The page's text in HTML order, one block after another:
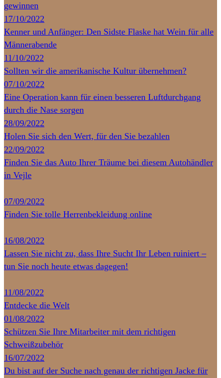
gewinnen
17/10/2022
Kenner und Anfänger: Den Sidste Flaske hat Wein für alle
Männerabende
11/10/2022
Sollten wir die amerikanische Kultur übernehmen?
07/10/2022
Eine Operation kann für einen besseren Luftdurchgang
durch die Nase sorgen
28/09/2022
Holen Sie sich den Wert, für den Sie bezahlen
22/09/2022
Finden Sie das Auto Ihrer Träume bei diesem Autohändler
in Vejle
07/09/2022
Finden Sie tolle Herrenbekleidung online
16/08/2022
Lassen Sie nicht zu, dass Ihre Sucht Ihr Leben ruiniert –
tun Sie noch heute etwas dagegen!
11/08/2022
Entdecke die Welt
01/08/2022
Schützen Sie Ihre Mitarbeiter mit dem richtigen
Schweißzubehör
16/07/2022
Du bist auf der Suche nach genau der richtigen Jacke für